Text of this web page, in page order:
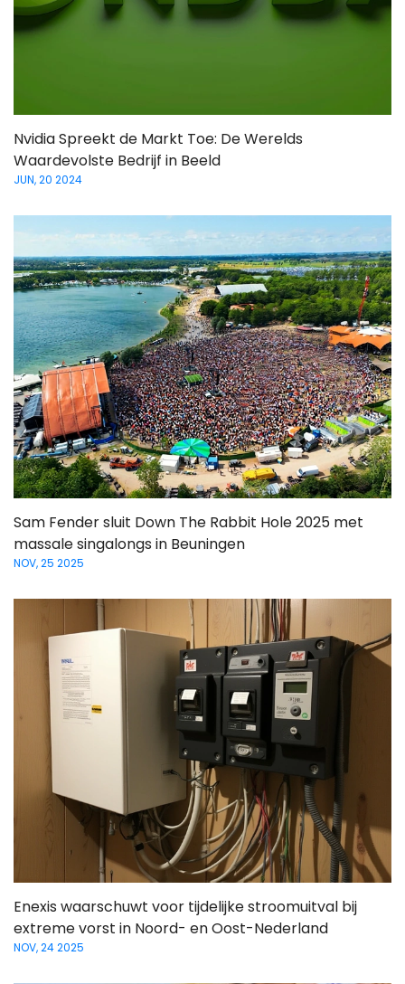
Nvidia Spreekt de Markt Toe: De Werelds
Waardevolste Bedrijf in Beeld
JUN, 20 2024
Sam Fender sluit Down The Rabbit Hole 2025 met
massale singalongs in Beuningen
NOV, 25 2025
Enexis waarschuwt voor tijdelijke stroomuitval bij
extreme vorst in Noord- en Oost-Nederland
NOV, 24 2025